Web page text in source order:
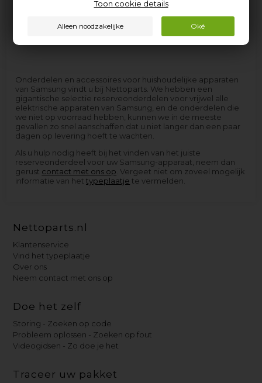
Toon cookie details
Onderdelen en accessoires voor huishoudelijke apparaten
van Samsung vindt u bij Nettoparts. We hebben een
gigantische selectie reserveonderdelen voor vrijwel alle
elektrische apparaten van Samsung, en de onderdelen die
we niet op voorraad hebben, kunnen we in de meeste
gevallen zo snel aanschaffen dat u niet langer dan een paar
dagen op levering hoeft te wachten.
Als u hulp nodig heeft bij het vinden van het juiste
reserveonderdeel voor uw Samsung-apparaat, neem dan
gerust contact met ons op . Vergeet niet om zoveel mogelijk
informatie van hettypeplaatje te vermelden.
Nettoparts.nl
Klantenservice
Vind het typeplaatje
Over ons
Neem contact met ons op
Doe het zelf
Storing - Zoeken op code
Probleem oplossen - Zoeken op fout
Videogidsen - Zo doe je het
Traceer uw pakket